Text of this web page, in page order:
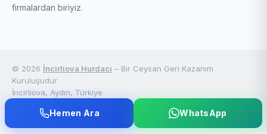
firmalardan biriyiz.
© 2026 İncirliova Hurdacı – Bir Ceysan Geri Kazanım
Kuruluşudur.
İncirliova, Aydın, Türkiye
Hemen Ara WhatsApp